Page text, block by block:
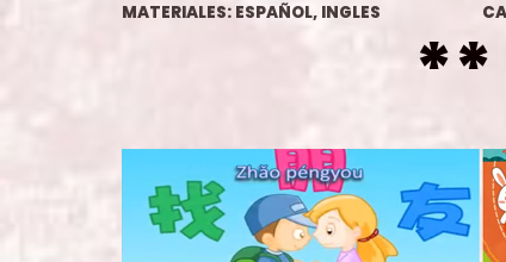
MATERIALES: ESPAÑOL, INGLES
**